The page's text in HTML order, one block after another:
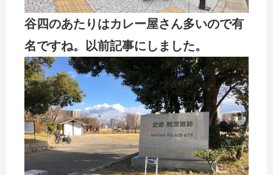
谷四のあたりはカレー屋さん多いので有
名ですね。以前記事にしました。